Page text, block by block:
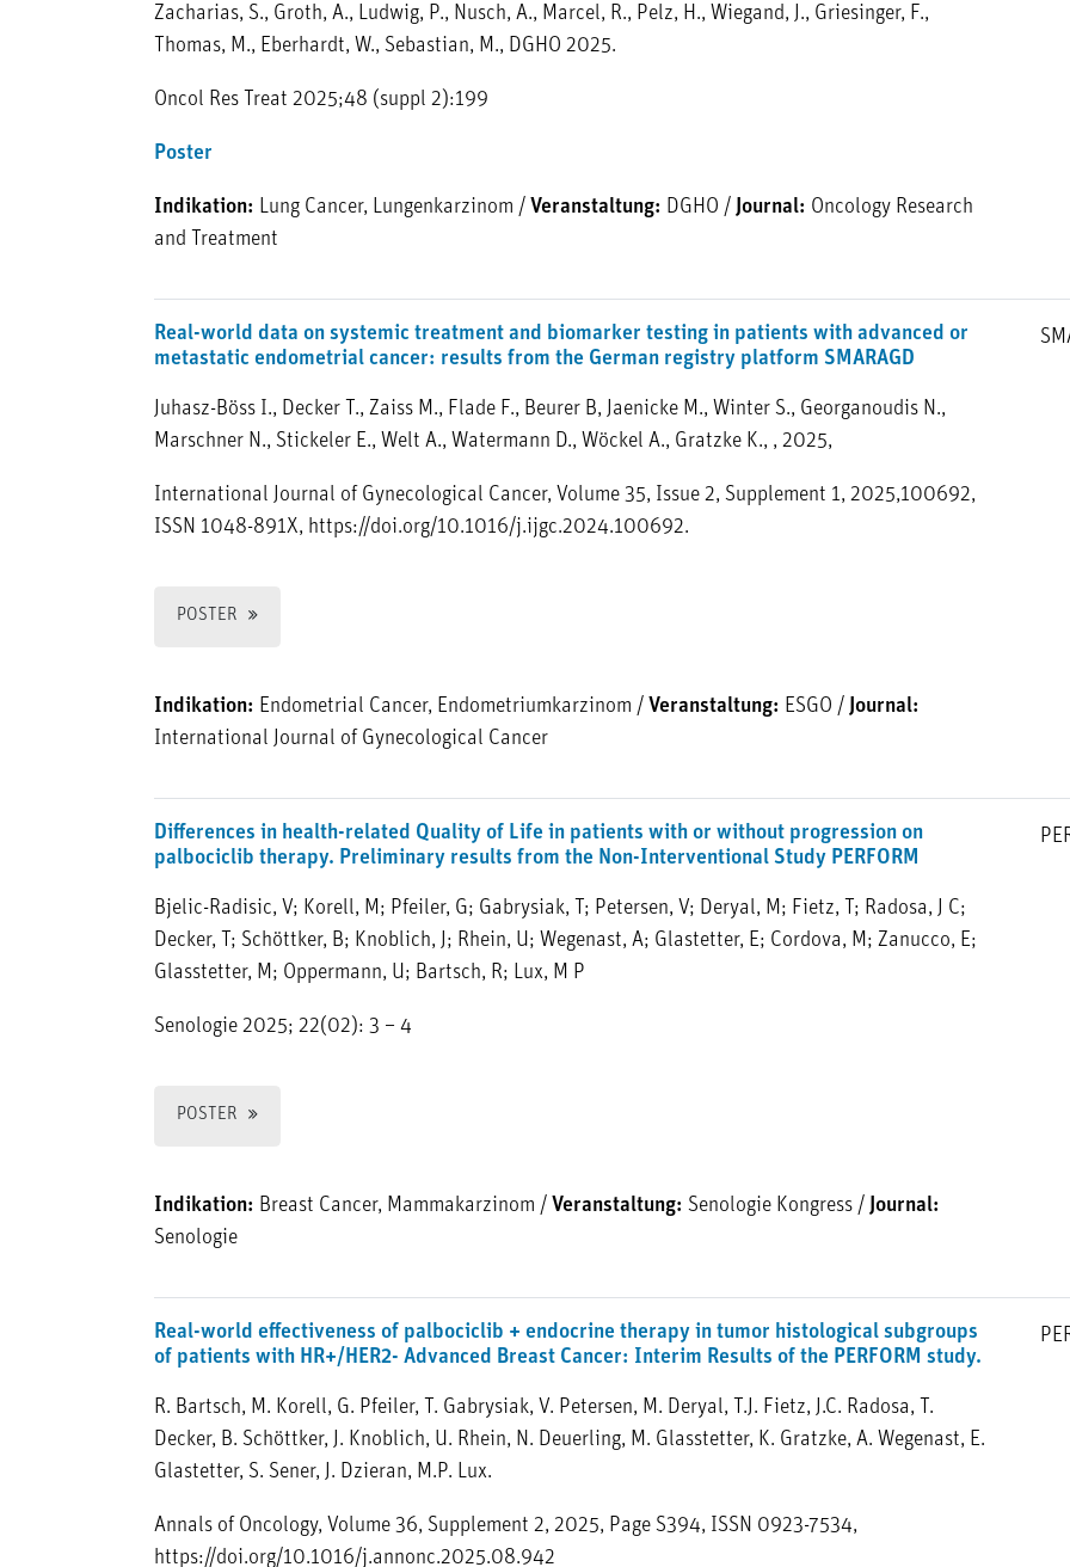
Zacharias, S., Groth, A., Ludwig, P., Nusch, A., Marcel, R., Pelz, H., Wiegand, J., Griesinger, F.,
Thomas, M., Eberhardt, W., Sebastian, M., DGHO 2025.
Oncol Res Treat 2025;48 (suppl 2):199
Poster
Indikation: Lung Cancer, Lungenkarzinom / Veranstaltung: DGHO / Journal: Oncology Research
and Treatment
Real-world data on systemic treatment and biomarker testing in patients with advanced or
metastatic endometrial cancer: results from the German registry platform SMARAGD
Juhasz-Böss I., Decker T., Zaiss M., Flade F., Beurer B, Jaenicke M., Winter S., Georganoudis N.,
Marschner N., Stickeler E., Welt A., Watermann D., Wöckel A., Gratzke K., , 2025,
International Journal of Gynecological Cancer, Volume 35, Issue 2, Supplement 1, 2025,100692,
ISSN 1048-891X, https://doi.org/10.1016/j.ijgc.2024.100692.
POSTER
Indikation: Endometrial Cancer, Endometriumkarzinom / Veranstaltung: ESGO / Journal:
International Journal of Gynecological Cancer
Differences in health-related Quality of Life in patients with or without progression on
palbociclib therapy. Preliminary results from the Non-Interventional Study PERFORM
Bjelic-Radisic, V; Korell, M; Pfeiler, G; Gabrysiak, T; Petersen, V; Deryal, M; Fietz, T; Radosa, J C;
Decker, T; Schöttker, B; Knoblich, J; Rhein, U; Wegenast, A; Glastetter, E; Cordova, M; Zanucco, E;
Glasstetter, M; Oppermann, U; Bartsch, R; Lux, M P
Senologie 2025; 22(02): 3 – 4
POSTER
Indikation: Breast Cancer, Mammakarzinom / Veranstaltung: Senologie Kongress / Journal:
Senologie
Real-world effectiveness of palbociclib + endocrine therapy in tumor histological subgroups
of patients with HR+/HER2- Advanced Breast Cancer: Interim Results of the PERFORM study.
R. Bartsch, M. Korell, G. Pfeiler, T. Gabrysiak, V. Petersen, M. Deryal, T.J. Fietz, J.C. Radosa, T.
Decker, B. Schöttker, J. Knoblich, U. Rhein, N. Deuerling, M. Glasstetter, K. Gratzke, A. Wegenast, E.
Glastetter, S. Sener, J. Dzieran, M.P. Lux.
Annals of Oncology, Volume 36, Supplement 2, 2025, Page S394, ISSN 0923-7534,
https://doi.org/10.1016/j.annonc.2025.08.942